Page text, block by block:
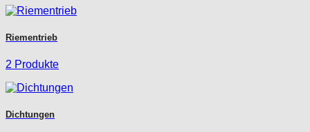
Riementrieb
2 Produkte
Dichtungen